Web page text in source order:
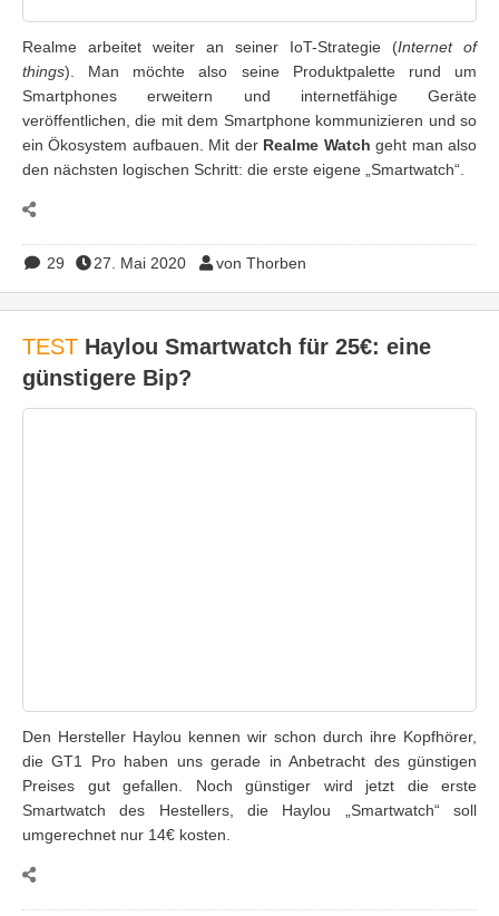
Realme arbeitet weiter an seiner IoT-Strategie (Internet of
things). Man möchte also seine Produktpalette rund um
Smartphones erweitern und internetfähige Geräte
veröffentlichen, die mit dem Smartphone kommunizieren und so
ein Ökosystem aufbauen. Mit der Realme Watch geht man also
den nächsten logischen Schritt: die erste eigene „Smartwatch“.
29 27. Mai 2020 von Thorben
TEST Haylou Smartwatch für 25€: eine
günstigere Bip?
Den Hersteller Haylou kennen wir schon durch ihre Kopfhörer,
die GT1 Pro haben uns gerade in Anbetracht des günstigen
Preises gut gefallen. Noch günstiger wird jetzt die erste
Smartwatch des Hestellers, die Haylou „Smartwatch“ soll
umgerechnet nur 14€ kosten.